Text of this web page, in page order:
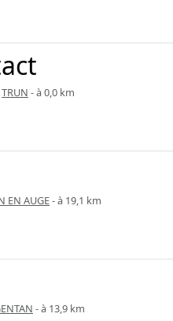
TRUN - à 0,0 km
EN AUGE- à 19,1 km
- à 13,9 km